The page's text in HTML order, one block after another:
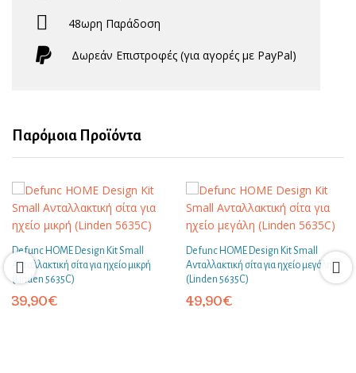
48ωρη Παράδοση
Δωρεάν Eπιστροφές (για αγορές με PayPal)
Παρόμοια Προϊόντα
Defunc HOME Design Kit Small
Ανταλλακτική σίτα για ηχείο μικρή
(Linden 5635C)
39,90€
Defunc HOME Design Kit Small
Ανταλλακτική σίτα για ηχείο μεγάλη
(Linden 5635C)
49,90€